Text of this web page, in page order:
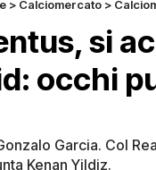
> Calciomercato >
si
occhi
Garcia. Col
Kenan Yildiz.